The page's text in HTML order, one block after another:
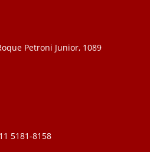
Petroni Junior, 1089
5181-8158